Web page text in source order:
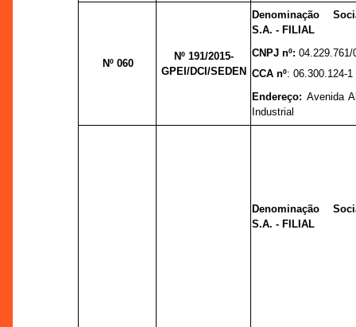
Nº 060
Nº 191/2015-
GPEI/DCI/SEDEN
Denominação
S.A. - FILIAL
CNPJ nº:04.229.761/
CCA nº: 06.300.124-1
Endereço:Avenida
Industrial
Denominação
S.A. - FILIAL